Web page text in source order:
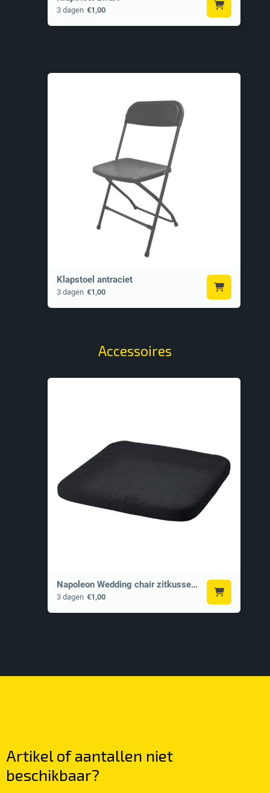
3 dagen €1,00
Klapstoel antraciet
3 dagen €1,00
Accessoires
Napoleon Wedding chair zitkussen zwart
3 dagen €1,00
Artikel of aantallen niet
beschikbaar?